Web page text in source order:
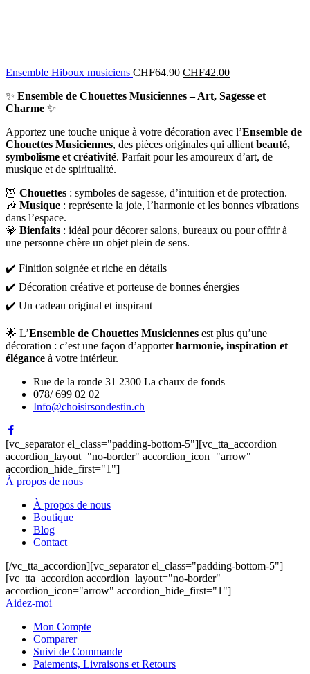
Ensemble Hiboux musiciens CHF64.90 CHF42.00
✨ Ensemble de Chouettes Musiciennes – Art, Sagesse et
Charme ✨
Apportez une touche unique à votre décoration avec l’Ensemble de
Chouettes Musiciennes, des pièces originales qui allient beauté,
symbolisme et créativité. Parfait pour les amoureux d’art, de
musique et de spiritualité.
🦉 Chouettes : symboles de sagesse, d’intuition et de protection.
🎶 Musique : représente la joie, l’harmonie et les bonnes vibrations
dans l’espace.
💎 Bienfaits : idéal pour décorer salons, bureaux ou pour offrir à
une personne chère un objet plein de sens.
✔️ Finition soignée et riche en détails
✔️ Décoration créative et porteuse de bonnes énergies
✔️ Un cadeau original et inspirant
🌟 L’Ensemble de Chouettes Musiciennes est plus qu’une
décoration : c’est une façon d’apporterharmonie, inspiration et
élégance à votre intérieur.
Rue de la ronde 31 2300 La chaux de fonds
078/ 699 02 02
Info@choisirsondestin.ch
[vc_separator el_class="padding-bottom-5"][vc_tta_accordion
accordion_layout="no-border" accordion_icon="arrow"
accordion_hide_first="1"]
À propos de nous
À propos de nous
Boutique
Blog
Contact
[/vc_tta_accordion][vc_separator el_class="padding-bottom-5"]
[vc_tta_accordion accordion_layout="no-border"
accordion_icon="arrow" accordion_hide_first="1"]
Aidez-moi
Mon Compte
Comparer
Suivi de Commande
Paiements, Livraisons et Retours